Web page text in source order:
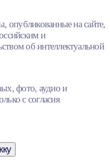
опубликованные на сайте,
и
об интеллектуальной
фото, аудио и
с согласия